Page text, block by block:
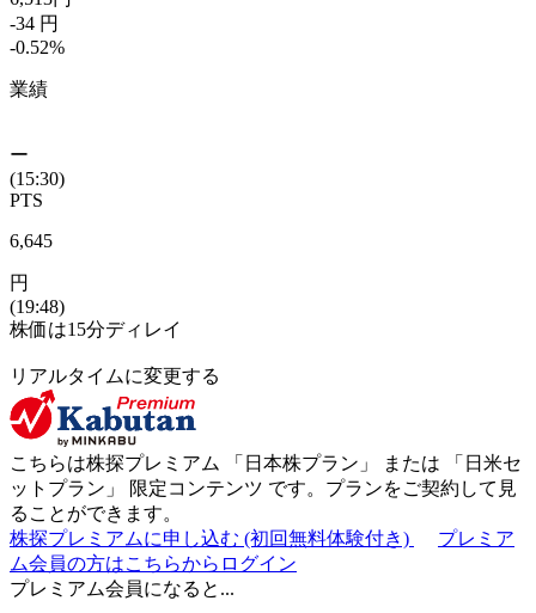
-34 円
-0.52%
業績
ー
(15:30)
PTS
6,645
円
(19:48)
株価は15分ディレイ
リアルタイムに変更する
こちらは株探プレミアム 「 日本株プラン 」 または 「 日米セ
ットプラン 」 限定コンテンツ です。プランをご契約して見
ることができます。
株探プレミアムに申し込む (初回無料体験付き)
プレミア
ム会員の方はこちらからログイン
プレミアム会員になると...